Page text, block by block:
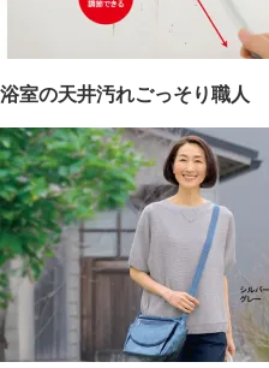
浴室の天井汚れごっそり職人